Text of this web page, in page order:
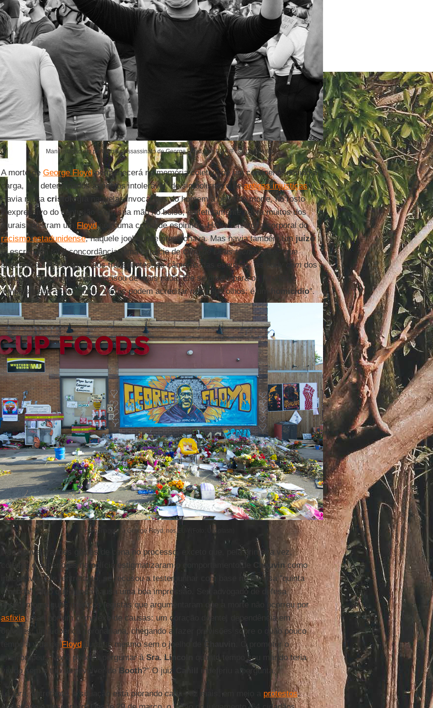
Manifestação em protesto ao assassinato de George Floyd, nos EUA (Foto: Unsplash)
A morte de George Floydpermanecerá na memória coletiva de um continente devido à
carga, por determinados aspectos intolerável, de simbolismo e deantigas injustiças.
Havia muita cristologia
naquelas invocações do homem à beira da morte, no rosto
inexpressivo do centurião e em sua mão no bolso; e efetivamente agora muitos dos
murais mostram um Floydcom uma coroa de espinhos. Havia a história corporal do
racismo estadunidense, naquele joelho que pressionava. Mas havia também umjuízo
já escrito em total concordância, uma espécie deOlho de Deus tecnológico
- que
sincronizou os celulares dos transeuntes, as câmeras das esquinas, as
body camdos
policiais. O promotor não precisou de mais nada. Ele se dirigiu para os jurados e
simplesmente aconselhou: "Vocês podem acreditar nos seus olhos: é um homicídio".
Homenagens à George Floyd, nos EUA (Foto: Unsplash)
Não houve grandes golpes de cena no processo, exceto que, pela primeira vez,
colegas e superiores na polícia estigmatizaram o comportamento de
Chauvin como
inaceitável. Ele, entretanto, se recusou a testemunhar com base na famosa "quinta
emenda", algo que nunca causa uma boa impressão. Seu advogado de defesa
apresentou alguns médicos legistas que argumentaram que a morte não ocorreu por
asfixia, mas por um complexo de causas: um coração doente, dependência em
opióides, uma doença coronariana, chegando a fazer previsões sobre o quão pouco
tempo a vida deFloyd duraria, mesmo sem o joelho de
. O promotor o
interrompeu: "Você poderia perguntar àSra. Lincoln
quanto tempo seu marido teria
vivido sem o tiro de revólver deBooth?" O juiz indeferiu a pergunta.
Lá fora, entretanto, a situação está piorando cada vez mais, em meio a protestos,